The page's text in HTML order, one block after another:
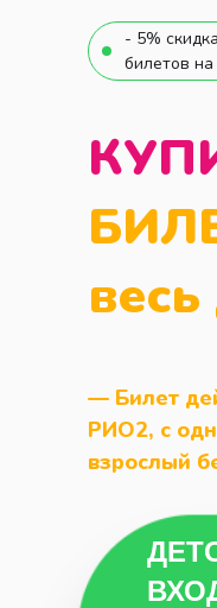
- 5%
билетов на
— Билет
РИО2, с
взрослый